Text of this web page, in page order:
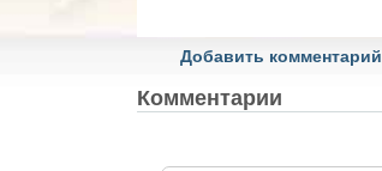
Добавить комментарий
Комментарии